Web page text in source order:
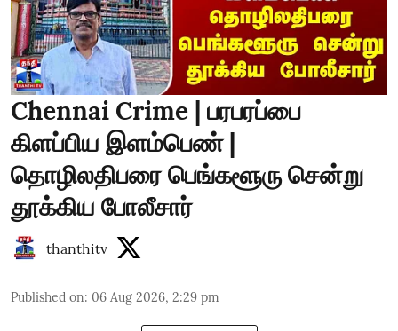
Chennai Crime | பரபரப்பை
கிளப்பிய இளம்பெண் |
தொழிலதிபரை பெங்களூரு சென்று
தூக்கிய போலீசார்
thanthitv
Published on: 06 Aug 2026, 2:29 pm